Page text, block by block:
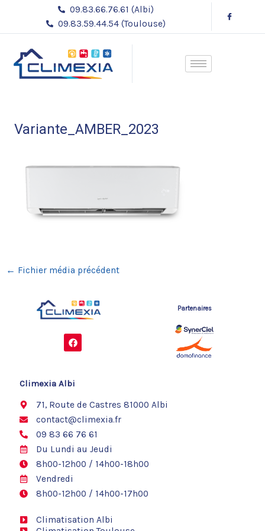
contenu
09.83.66.76.61 (Albi)
09.83.59.44.54 (Toulouse)
Variante_AMBER_2023
articles
← Fichier média précédent
F
a
c
o
Partenaires
Climexia Albi
71, Route de Castres 81000 Albi
contact@climexia.fr
09 83 66 76 61
Du Lundi au Jeudi
8h00-12h00 / 14h00-18h00
Vendredi
8h00-12h00 / 14h00-17h00
Climatisation Albi